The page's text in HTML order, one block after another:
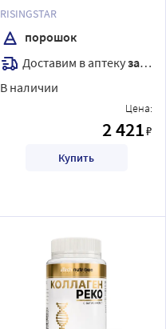
высокой концентрации со
вкусом ягодный микс 165
гр порошок/банка
RISINGSTAR
порошок
Доставим в аптекузавтра
В наличии
Цена:
2 421₽
Купить